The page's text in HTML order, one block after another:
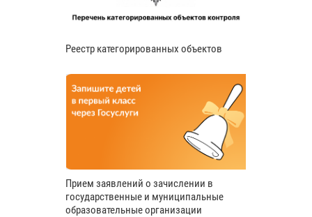
Реестр категорированных объектов
Прием заявлений о зачислении в
государственные и муниципальные
образовательные организации